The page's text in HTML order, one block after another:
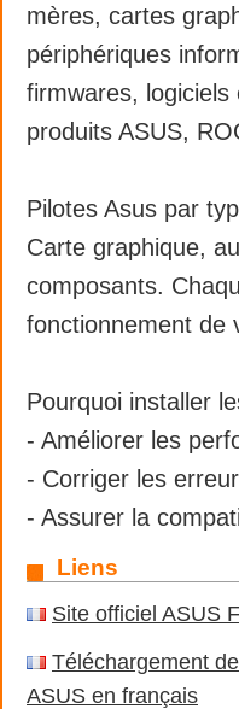
mères, cartes
périphériques
firmwares,
produits ASUS,
Pilotes Asus par
Carte graphique,
composants.
fonctionnement de
Pourquoi installer
- Améliorer les
- Corriger les
- Assurer la
Liens
Site officiel ASUS
Téléchargement
ASUS en français